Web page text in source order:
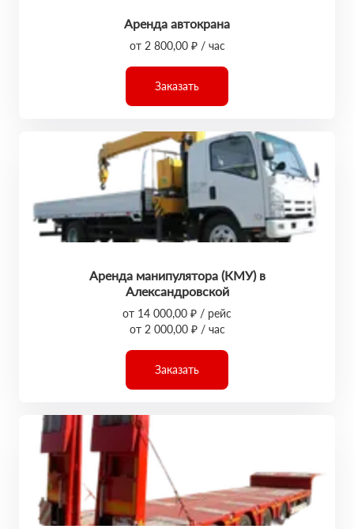
Аренда автокрана
от 2 800,00 ₽ / час
Заказать
Аренда манипулятора (КМУ) в
Александровской
от 14 000,00 ₽ / рейс
от 2 000,00 ₽ / час
Заказать